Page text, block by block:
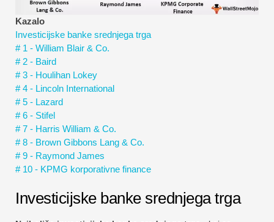
Vadnice za finančno modeliranje
Polna oblika
Vadnice za obvladovanje tveganj
Kazalo
Investicijske banke srednjega trga
# 1 - William Blair & Co.
# 2 - Baird
# 3 - Houlihan Lokey
# 4 - Lincoln International
# 5 - Lazard
# 6 - Stifel
# 7 - Harris William & Co.
# 8 - Brown Gibbons Lang & Co.
# 9 - Raymond James
# 10 - KPMG korporativne finance
Investicijske banke srednjega trga